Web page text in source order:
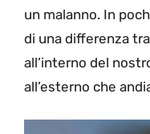
un malanno. In
di una differenza
all’interno del
all’esterno che